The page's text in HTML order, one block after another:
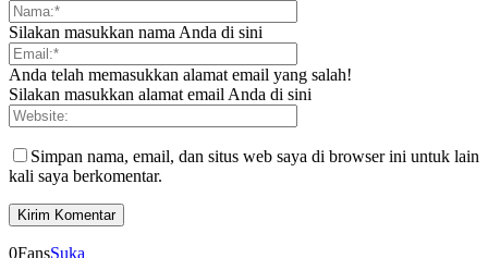
Silakan masukkan nama Anda di sini
Anda telah memasukkan alamat email yang salah!
Silakan masukkan alamat email Anda di sini
Simpan nama, email, dan situs web saya di browser ini untuk lain
kali saya berkomentar.
0FansSuka